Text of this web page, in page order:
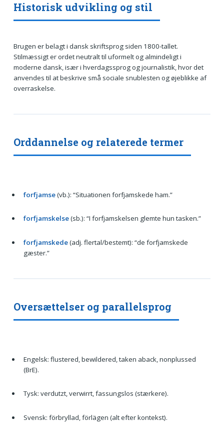
Historisk udvikling og stil
Brugen er belagt i dansk skriftsprog siden 1800-tallet.
Stilmæssigt er ordet neutralt til uformelt og almindeligt i
moderne dansk, især i hverdagssprog og journalistik, hvor det
anvendes til at beskrive små sociale snublesten og øjeblikke af
overraskelse.
Orddannelse og relaterede termer
forfjamse(vb.): “Situationen forfjamskede ham.”
forfjamskelse(sb.): “I forfjamskelsen glemte hun tasken.”
forfjamskede(adj. flertal/bestemt): “de forfjamskede
gæster.”
Oversættelser og parallelsprog
Engelsk: flustered, bewildered, taken aback, nonplussed
(BrE).
Tysk: verdutzt, verwirrt, fassungslos (stærkere).
Svensk: förbryllad, förlägen (alt efter kontekst).